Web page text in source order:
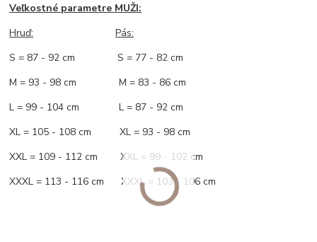
Veľkostné parametre MUŽI:
Hruď:
Pás:
S = 87 - 92 cm S = 77 - 82 cm
M = 93 - 98 cm M = 83 - 86 cm
L = 99 - 104 cm L = 87 - 92 cm
XL = 105 - 108 cm XL = 93 - 98 cm
XXL = 109 - 112 cm XXL = 99 - 102 cm
XXXL = 113 - 116 cm XXXL = 103 - 106 cm